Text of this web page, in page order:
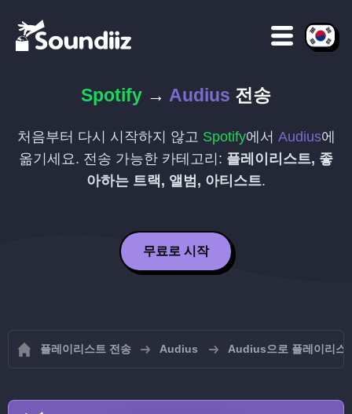
Spotify → Audius 전송
처음부터 다시 시작하지 않고 Spotify에서 Audius에
옮기세요. 전송 가능한 카테고리: 플레이리스트, 좋
아하는 트랙, 앨범, 아티스트.
무료로 시작
플레이리스트 전송 Audius Audius으로 플레이리스